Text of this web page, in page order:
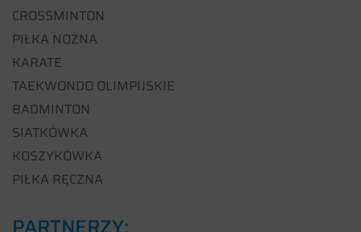
CROSSMINTON
PIŁKA NOŻNA
KARATE
TAEKWONDO OLIMPIJSKIE
BADMINTON
SIATKÓWKA
KOSZYKÓWKA
PIŁKA RĘCZNA